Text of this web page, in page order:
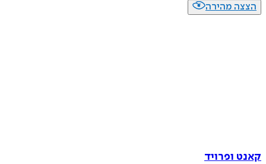
הצצה מהירה
קאנט ופרויד